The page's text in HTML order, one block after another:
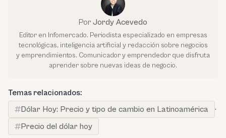
Por Jordy Acevedo
Editor en Infomercado. Periodista especializado en empresas
tecnológicas, inteligencia artificial y redacción sobre negocios
y emprendimientos. Comunicador y emprendedor que disfruta
aprender sobre nuevas ideas de negocio.
Temas relacionados:
Dólar Hoy: Precio y tipo de cambio en Latinoamérica
·
Precio del dólar hoy